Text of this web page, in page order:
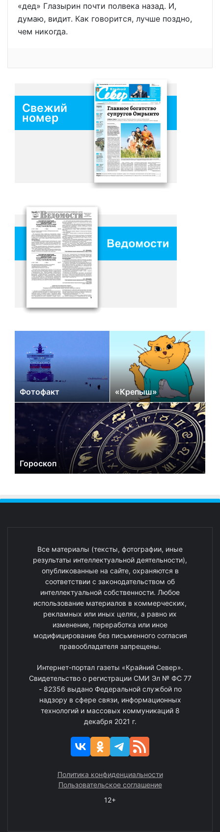
«дед» Глазырин почти полвека назад. И,
думаю, видит. Как говорится, лучше поздно,
чем никогда.
Свежий
номер
Фотофакт «Крепыш»
Гороскоп
Все материалы (тексты, фотографии, иные
результаты интеллектуальной деятельности),
опубликованные на сайте, охраняются в
соответствии с законодательством об
интеллектуальной собственности. Любое
использование материалов в коммерческих,
рекламных или иных целях, а равно их
изменение, переработка или иное
модифицирование без письменного согласия
правообладателя запрещены.
Интернет-портал газеты «Крайний Север».
Свидетельство о регистрации СМИ Эл № ФС 77
- 82356 выдано Федеральной службой по
надзору в сфере связи, информационных
технологий и массовых коммуникаций 8
декабря 2021 г.
Политика конфиденциальности
Пользовательское соглашение
12+